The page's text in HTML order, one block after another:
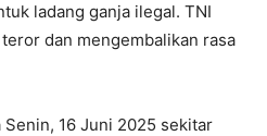
ladang ganja ilegal. TNI
dan mengembalikan rasa
Senin, 16 Juni 2025 sekitar